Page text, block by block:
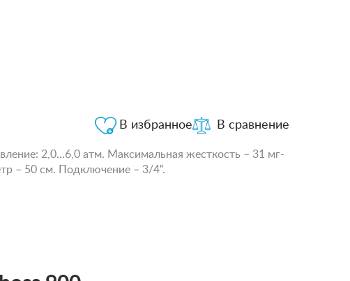
В сравнение
В избранное
2,0…6,0 атм. Максимальная жесткость – 31 мг-
– 50 см. Подключение – 3/4".